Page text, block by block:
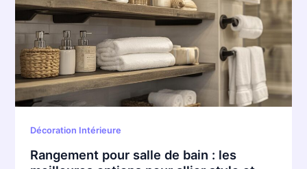
Décoration Intérieure
Rangement pour salle de bain : les
de
bain
les
meilleures
options
pour
allier
et